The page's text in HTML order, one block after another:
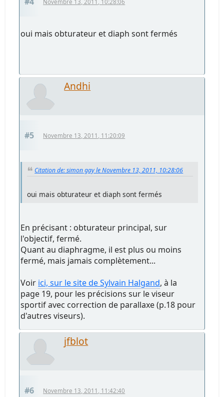
Novembre 13, 2011, 10:28:06
oui mais obturateur et diaph sont fermés
Andhi
#5 Novembre 13, 2011, 11:20:09
Citation de: simon gay le Novembre 13, 2011, 10:28:06
oui mais obturateur et diaph sont fermés
En précisant : obturateur principal, sur
l'objectif, fermé.
Quant au diaphragme, il est plus ou moins
fermé, mais jamais complètement...
Voir ici, sur le site de Sylvain Halgand, à la
page 19, pour les précisions sur le viseur
sportif avec correction de parallaxe (p.18 pour
d'autres viseurs).
jfblot
#6 Novembre 13, 2011, 11:42:40